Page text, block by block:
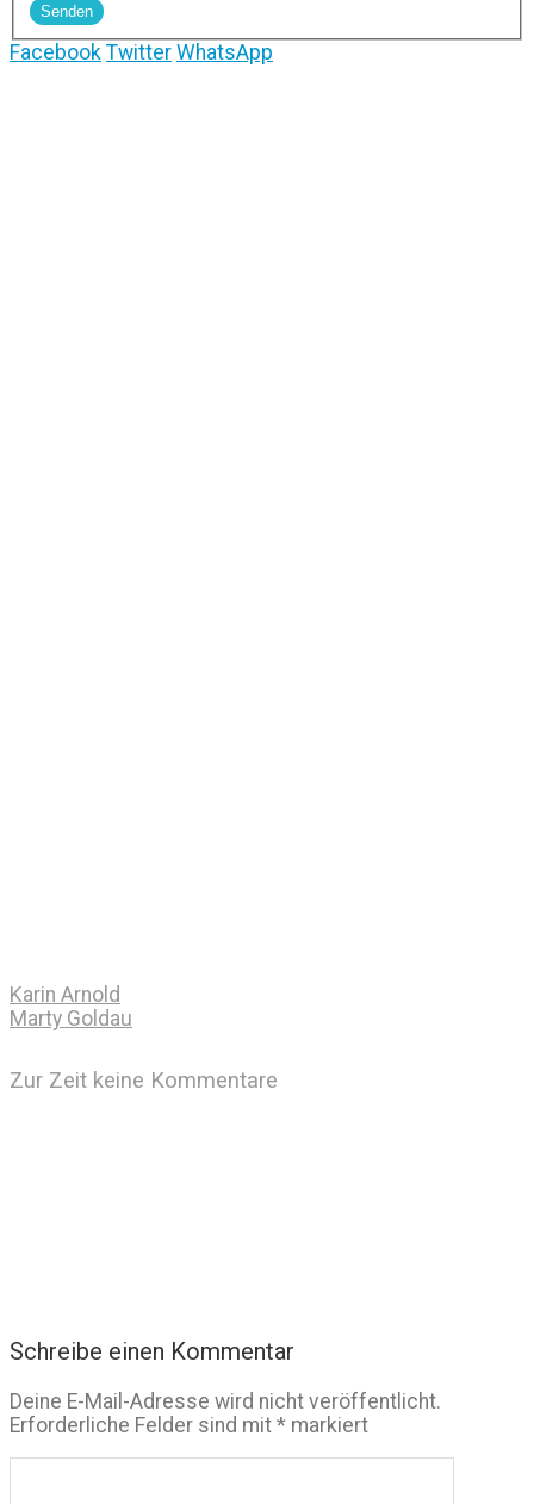
Senden
Facebook Twitter WhatsApp
Karin Arnold
Marty Goldau
Zur Zeit keine Kommentare
Schreibe einen Kommentar
Deine E-Mail-Adresse wird nicht veröffentlicht.
Erforderliche Felder sind mit * markiert